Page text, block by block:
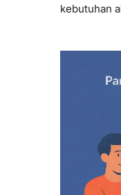
kebutuhan